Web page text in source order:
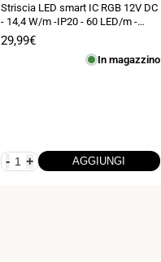
Striscia LED smart IC RGB 12V DC
- 14,4 W/m -IP20 - 60 LED/m -
Larghezza 10mm - 5 metri
Prezzo
29,99€
In magazzino
- + AGGIUNGI